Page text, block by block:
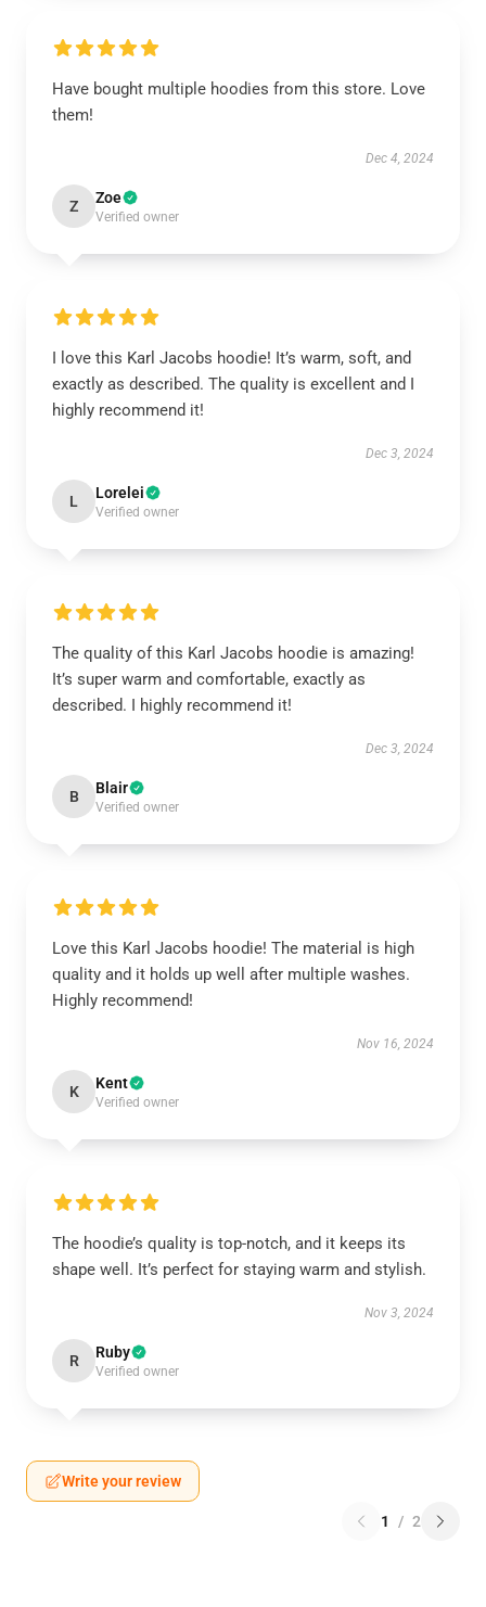
Have bought multiple hoodies from this store. Love
them!
Dec 4, 2024
Z Zoe
Verified owner
I love this Karl Jacobs hoodie! It’s warm, soft, and
exactly as described. The quality is excellent and I
highly recommend it!
Dec 3, 2024
L Lorelei
Verified owner
The quality of this Karl Jacobs hoodie is amazing!
It’s super warm and comfortable, exactly as
described. I highly recommend it!
Dec 3, 2024
B Blair
Verified owner
Love this Karl Jacobs hoodie! The material is high
quality and it holds up well after multiple washes.
Highly recommend!
Nov 16, 2024
K Kent
Verified owner
The hoodie’s quality is top-notch, and it keeps its
shape well. It’s perfect for staying warm and stylish.
Nov 3, 2024
R Ruby
Verified owner
Write your review
1 / 2